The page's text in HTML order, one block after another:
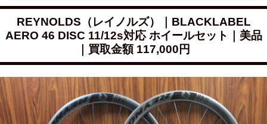
REYNOLDS（レイノルズ）｜BLACKLABEL
AERO 46 DISC 11/12s対応 ホイールセット｜美品
｜買取金額 117,000円